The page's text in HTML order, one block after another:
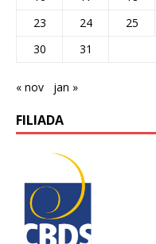
23
24 25
30
31
« nov jan »
FILIADA